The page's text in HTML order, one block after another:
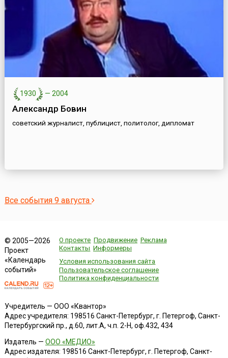
1930 — 2004
Александр Бовин
советский журналист, публицист, политолог, дипломат
Все события 9 августа
© 2005—2026
Проект
«Календарь
событий»
О проекте Продвижение Реклама
Контакты Информеры
Условия использования сайта
Пользовательское соглашение
Политика конфиденциальности
Учредитель — ООО «Квантор»
Адрес учредителя: 198516 Санкт-Петербург, г. Петергоф, Санкт-
Петербургский пр., д.60, лит.А, ч.п. 2-Н, оф.432, 434
Издатель — ООО «МЕДИО»
Адрес издателя: 198516 Санкт-Петербург, г. Петергоф, Санкт-